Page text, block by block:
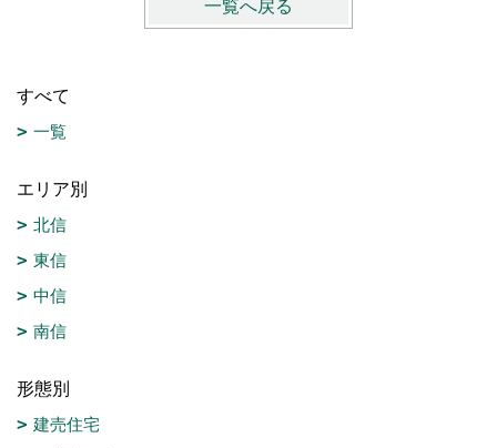
一覧へ戻る
すべて
一覧
エリア別
北信
東信
中信
南信
形態別
建売住宅